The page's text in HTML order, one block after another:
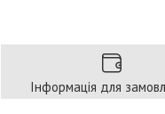
Інформація для